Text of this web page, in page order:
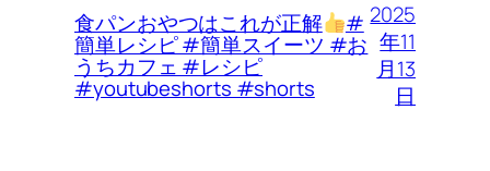
食パンおやつはこれが正解 #
簡単レシピ #簡単スイーツ #お
うちカフェ #レシピ
#youtubeshorts #shorts
2025
年11
月13
日